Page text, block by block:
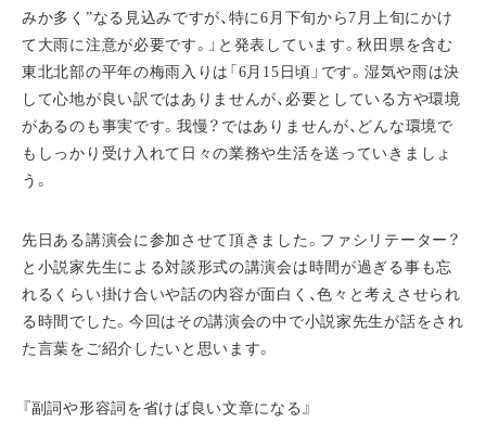
みか多く”なる見込みですが、特に6月下旬から7月上旬にかけ
て大雨に注意が必要です。」と発表しています。秋田県を含む
東北北部の平年の梅雨入りは「6月15日頃」です。湿気や雨は決
して心地が良い訳ではありませんが、必要としている方や環境
があるのも事実です。我慢？ではありませんが、どんな環境で
もしっかり受け入れて日々の業務や生活を送っていきましょ
う。
先日ある講演会に参加させて頂きました。ファシリテーター？
と小説家先生による対談形式の講演会は時間が過ぎる事も忘
れるくらい掛け合いや話の内容が面白く、色々と考えさせられ
る時間でした。今回はその講演会の中で小説家先生が話をされ
た言葉をご紹介したいと思います。
『副詞や形容詞を省けば良い文章になる』